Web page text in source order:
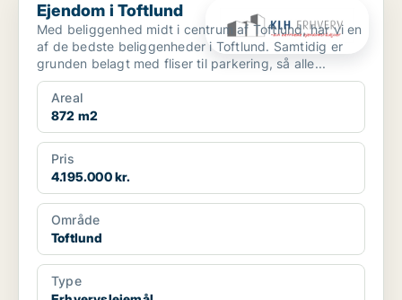
Ejendom i Toftlund
Med beliggenhed midt i centrum af Toftlund, har vi en
af de bedste beliggenheder i Toftlund. Samtidig er
grunden belagt med fliser til parkering, så alle...
Areal
872 m2
Pris
4.195.000 kr.
Område
Toftlund
Type